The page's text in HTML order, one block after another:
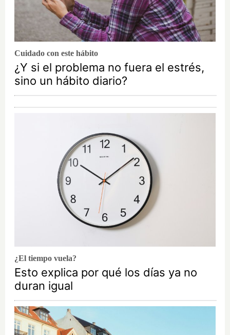
Cuidado con este hábito
¿Y si el problema no fuera el estrés,
sino un hábito diario?
¿El tiempo vuela?
Esto explica por qué los días ya no
duran igual